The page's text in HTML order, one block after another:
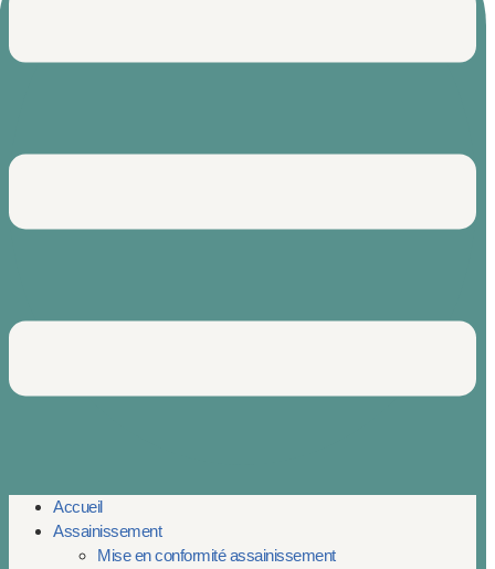
Accueil
Assainissement
Mise en conformité assainissement